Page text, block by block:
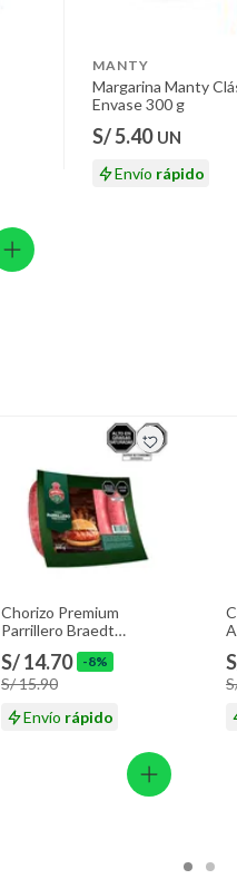
MANTY
Margarina Manty
Envase 300 g
S/ 5.40 UN
Envío rápido
Chorizo Premium
Parrillero Braedt
Empaque 500 g
S/ 14.70 -8%
S/ 15.90
Envío rápido